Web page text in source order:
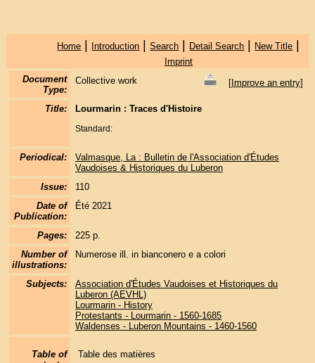
Home | Introduction |Search | Detail Search | New Title |
Imprint
Document
Type:
Collective work [Improve an entry]
Title: Lourmarin : Traces d'Histoire
Standard:
Periodical:
Valmasque, La : Bulletin de l'Association d'Études
Vaudoises & Historiques du Luberon
Issue:
110
Date of
Publication:
Été 2021
Pages:
225 p.
Number of
illustrations:
Numerose ill. in bianconero e a colori
Subjects:
Association d'Études Vaudoises et Historiques du
Luberon (AEVHL)
Lourmarin - History
Protestants - Lourmarin - 1560-1685
Waldenses - Luberon Mountains - 1460-1560
Table of
Table des matières